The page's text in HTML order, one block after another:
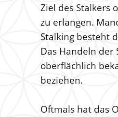
Ziel des Stalkers
zu erlangen.
Stalking besteht
Das Handeln der
oberflächlich
beziehen.
Oftmals hat das